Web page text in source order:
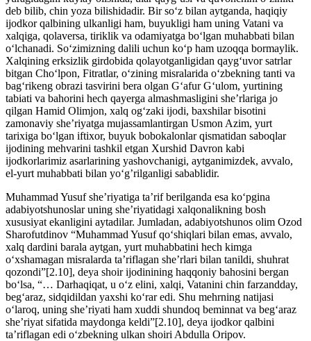
deb bilib, chin yoza bilishidadir. Bir so‘z bilan aytganda, haqiqiy
ijodkor qalbining ulkanligi ham, buyukligi ham uning Vatani va
xalqiga, qolaversa, tiriklik va odamiyatga bo‘lgan muhabbati bilan
o‘lchanadi. So‘zimizning dalili uchun ko‘p ham uzoqqa bormaylik.
Xalqining erksizlik girdobida qolayotganligidan qayg‘uvor satrlar
bitgan Cho‘lpon, Fitratlar, o‘zining misralarida o‘zbekning tanti va
bag‘rikeng obrazi tasvirini bera olgan G‘afur G‘ulom, yurtining
tabiati va bahorini hech qayerga almashmasligini she’rlariga jo
qilgan Hamid Olimjon, xalq og‘zaki ijodi, baxshilar bisotini
zamonaviy she’riyatga mujassamlantirgan Usmon Azim, yurt
tarixiga bo‘lgan iftixor, buyuk bobokalonlar qismatidan saboqlar
ijodining mehvarini tashkil etgan Xurshid Davron kabi
ijodkorlarimiz asarlarining yashovchanigi, aytganimizdek, avvalo,
el-yurt muhabbati bilan yo‘g’rilganligi sabablidir.
Muhammad Yusuf she’riyatiga ta’rif berilganda esa ko‘pgina
adabiyotshunoslar uning she’riyatidagi xalqonalikning bosh
xususiyat ekanligini aytadilar. Jumladan, adabiyotshunos olim Ozod
Sharofutdinov “Muhammad Yusuf qo‘shiqlari bilan emas, avvalo,
xalq dardini barala aytgan, yurt muhabbatini hech kimga
o‘xshamagan misralarda ta’riflagan she’rlari bilan tanildi, shuhrat
qozondi”[2.10], deya shoir ijodinining haqqoniy bahosini bergan
bo‘lsa, “… Darhaqiqat, u o‘z elini, xalqi, Vatanini chin farzandday,
beg‘araz, sidqidildan yaxshi ko‘rar edi. Shu mehrning natijasi
o‘laroq, uning she’riyati ham xuddi shundoq beminnat va beg‘araz
she’riyat sifatida maydonga keldi”[2.10], deya ijodkor qalbini
ta’riflagan edi o‘zbekning ulkan shoiri Abdulla Oripov.